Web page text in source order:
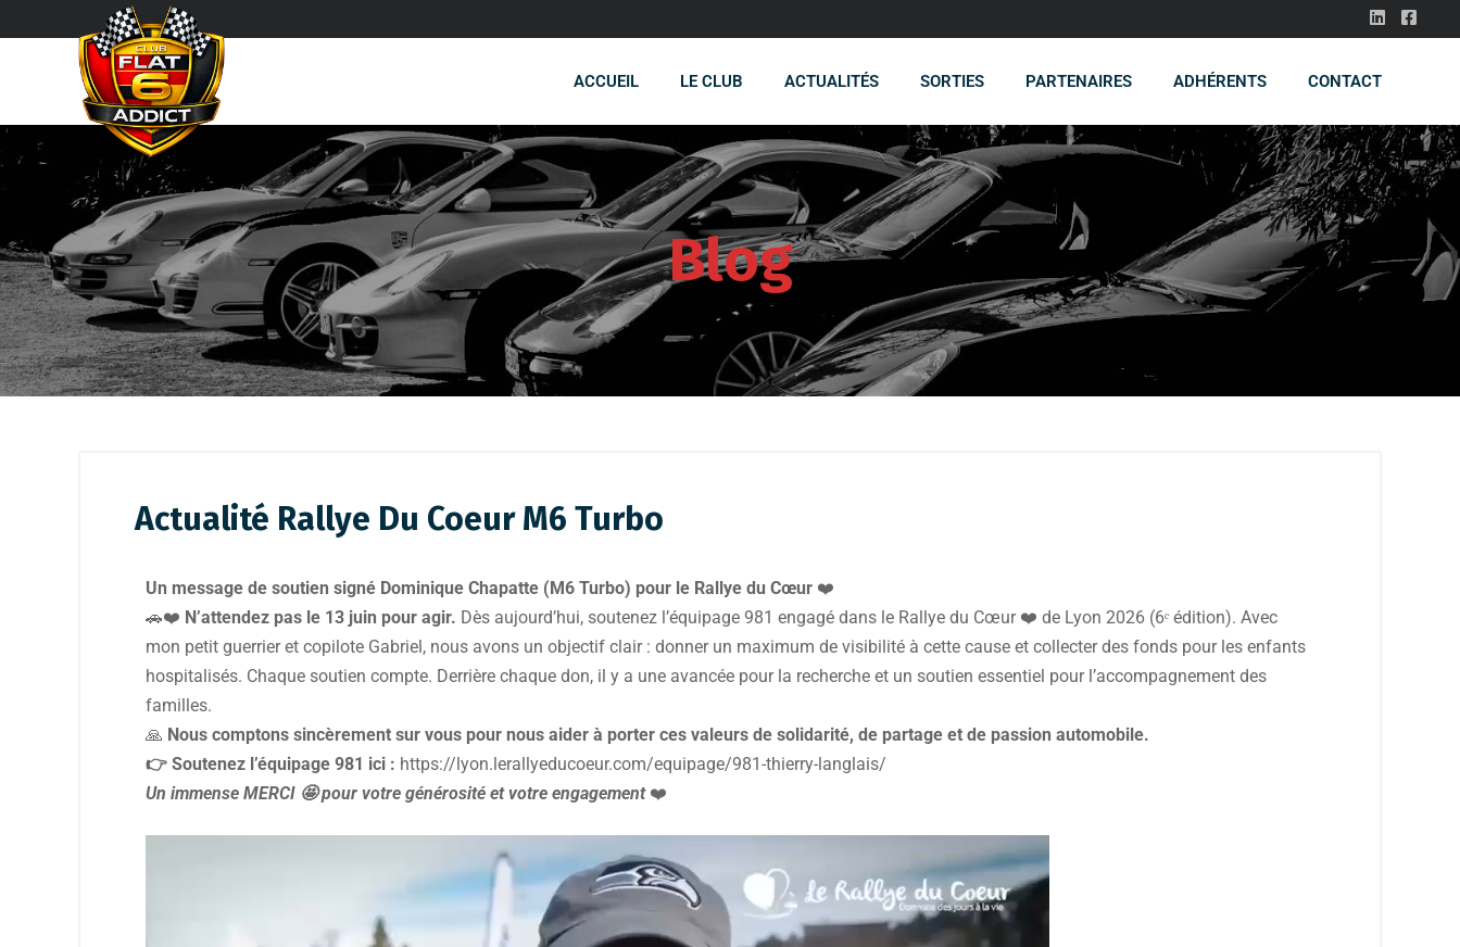
ACCUEIL LE CLUB ACTUALITÉS SORTIES PARTENAIRES ADHÉRENTS CONTACT
Blog
Actualité Rallye Du Coeur M6 Turbo
Un message de soutien signé Dominique Chapatte (M6 Turbo) pour le Rallye du Cœur ❤️
🚗❤️ N’attendez pas le 13 juin pour agir. Dès aujourd’hui, soutenez l’équipage 981 engagé dans le Rallye du Cœur ❤️ de Lyon 2026 (6ᵉ édition). Avec
mon petit guerrier et copilote Gabriel, nous avons un objectif clair : donner un maximum de visibilité à cette cause et collecter des fonds pour les enfants
hospitalisés. Chaque soutien compte. Derrière chaque don, il y a une avancée pour la recherche et un soutien essentiel pour l’accompagnement des
familles.
🙏 Nous comptons sincèrement sur vous pour nous aider à porter ces valeurs de solidarité, de partage et de passion automobile.
👉 Soutenez l’équipage 981 ici : https://lyon.lerallyeducoeur.com/equipage/981-thierry-langlais/
Un immense MERCI 🤩 pour votre générosité et votre engagement ❤️